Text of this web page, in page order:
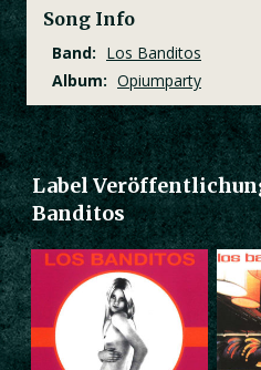
Song Info
Band: Los Banditos
Album: Opiumparty
Label
Banditos